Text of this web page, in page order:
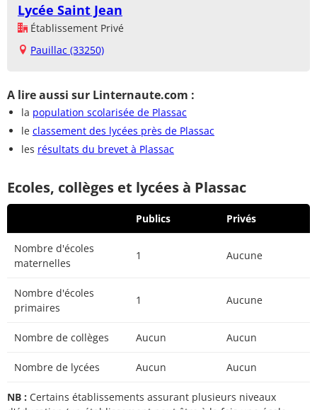
Lycée Saint Jean
Établissement Privé
Pauillac (33250)
A lire aussi sur Linternaute.com :
la population scolarisée de Plassac
le classement des lycées près de Plassac
les résultats du brevet à Plassac
Ecoles, collèges et lycées à Plassac
Publics Privés
Nombre d'écoles
maternelles
1 Aucune
Nombre d'écoles
primaires
1 Aucune
Nombre de collèges Aucun Aucun
Nombre de lycées Aucun Aucun
NB : Certains établissements assurant plusieurs niveaux